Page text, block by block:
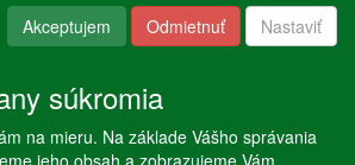
Akceptujem Odmietnuť Nastaviť
súkromia
na mieru. Na základe Vášho správania
jeho obsah a zobrazujeme Vám